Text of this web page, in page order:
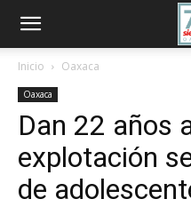
Inicio Oaxaca
Oaxaca
Dan 22 años
explotación
de